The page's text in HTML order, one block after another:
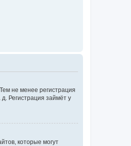
не менее регистрация
Регистрация займёт у
которые могут